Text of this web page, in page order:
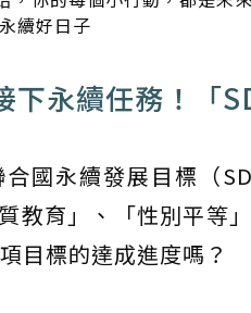
續好日子
下永續任務！「
國永續發展目標（
教育」、「性別平等
目標的達成進度嗎？